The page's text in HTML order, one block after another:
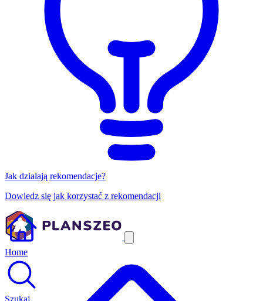
Jak działają rekomendacje?
Dowiedz się jak korzystać z rekomendacji
Home
Szukaj